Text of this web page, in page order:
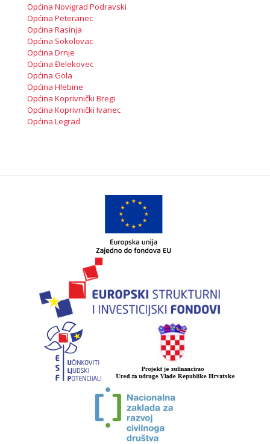
Općina Novigrad Podravski
Općina Peteranec
Općina Rasinja
Općina Sokolovac
Općina Drnje
Općina Đelekovec
Općina Gola
Općina Hlebine
Općina Koprivnički Bregi
Općina Koprivnički Ivanec
Općina Legrad